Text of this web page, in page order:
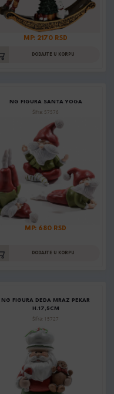
MP: 2170 RSD
DODAJTE U KORPU
NG FIGURA SANTA YOGA
Šifra: 57576
MP: 680 RSD
DODAJTE U KORPU
NG FIGURA DEDA MRAZ PEKAR
H.17,5CM
Šifra: 15727